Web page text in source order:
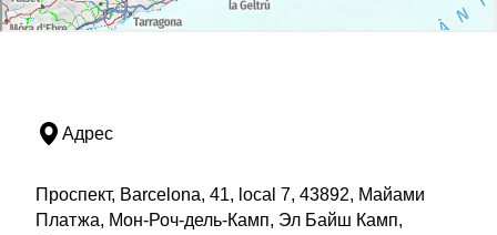
Адрес
Проспект, Barcelona, 41, local 7, 43892, Майами
Платжа, Мон-Роч-дель-Камп, Эл Байш Камп,